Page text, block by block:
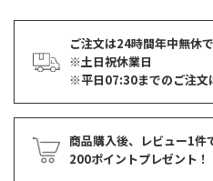
ご注文は24時間年中無休
※土日祝休業日
※平日07:30までのご注文
商品購入後、レビュー1件
200ポイントプレゼント！